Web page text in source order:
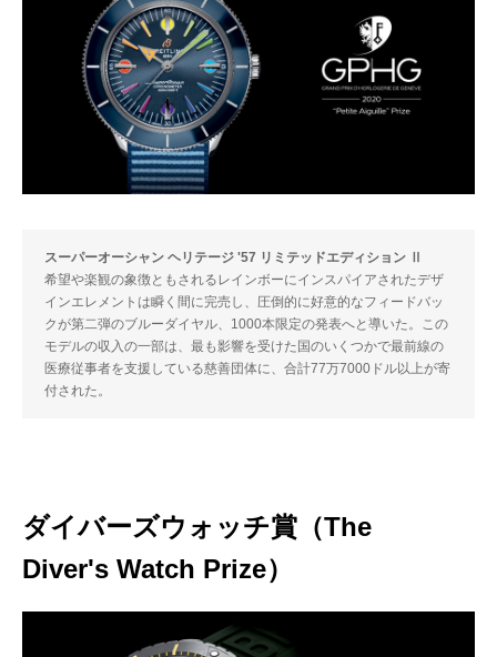
スーパーオーシャン ヘリテージ '57 リミテッドエディション Ⅱ
希望や楽観の象徴ともされるレインボーにインスパイアされたデザ
インエレメントは瞬く間に完売し、圧倒的に好意的なフィードバッ
クが第二弾のブルーダイヤル、1000本限定の発表へと導いた。この
モデルの収入の一部は、最も影響を受けた国のいくつかで最前線の
医療従事者を支援している慈善団体に、合計77万7000ドル以上が寄
付された。
ダイバーズウォッチ賞（The
Diver's Watch Prize）